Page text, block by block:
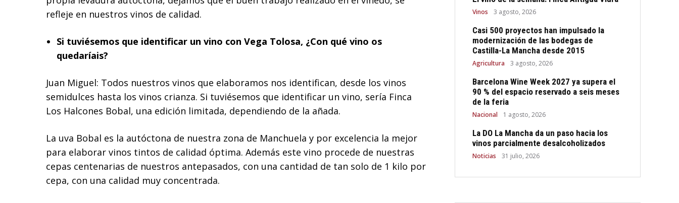
refleje en nuestros vinos de calidad.
Si tuviésemos que identificar un vino con Vega Tolosa, ¿Con qué vino os
quedaríais?
Juan Miguel: Todos nuestros vinos que elaboramos nos identifican, desde los vinos
semidulces hasta los vinos crianza. Si tuviésemos que identificar un vino, sería Finca
Los Halcones Bobal, una edición limitada, dependiendo de la añada.
La uva Bobal es la autóctona de nuestra zona de Manchuela y por excelencia la mejor
para elaborar vinos tintos de calidad óptima. Además este vino procede de nuestras
cepas centenarias de nuestros antepasados, con una cantidad de tan solo de 1 kilo por
cepa, con una calidad muy concentrada.
Vinos 3 agosto, 2026
Casi 500 proyectos han impulsado la
modernización de las bodegas de
Castilla-La Mancha desde 2015
Agricultura 3 agosto, 2026
Barcelona Wine Week 2027 ya supera el
90 % del espacio reservado a seis meses
de la feria
Nacional 1 agosto, 2026
La DO La Mancha da un paso hacia los
vinos parcialmente desalcoholizados
Noticias 31 julio, 2026